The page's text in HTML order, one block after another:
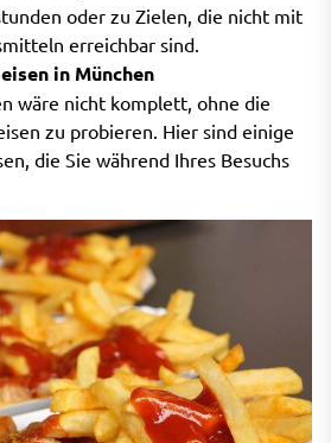
oder zu Zielen, die nicht mit
erreichbar sind.
in München
wäre nicht komplett, ohne die
zu probieren. Hier sind einige
die Sie während Ihres Besuchs